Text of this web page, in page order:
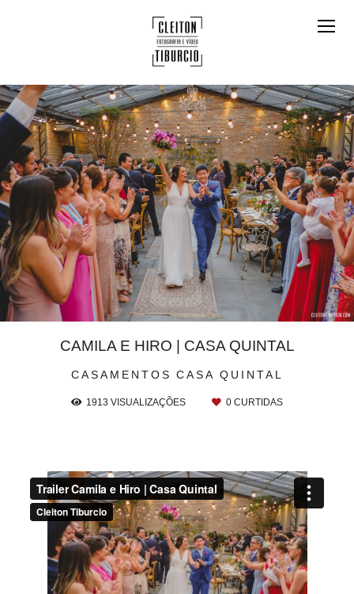
CASAMENTOS CASA QUINTAL
CAMILA E HIRO | CASA QUINTAL
1913 VISUALIZAÇÕES 0 CURTIDAS